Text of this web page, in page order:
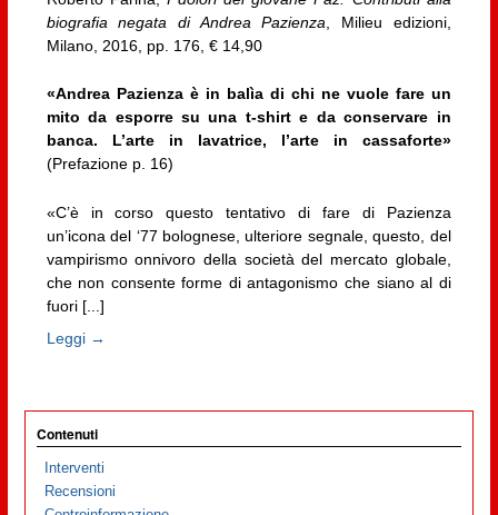
biografia negata di Andrea Pazienza , Milieu edizioni,
Milano, 2016, pp. 176, € 14,90
«Andrea Pazienza è in balìa di chi ne vuole fare un
mito da esporre su una t-shirt e da conservare in
banca. L’arte in lavatrice, l’arte in cassaforte»
(Prefazione p. 16)
«C’è in corso questo tentativo di fare di Pazienza
un’icona del ‘77 bolognese, ulteriore segnale, questo, del
vampirismo onnivoro della società del mercato globale,
che non consente forme di antagonismo che siano al di
fuori [...]
Leggi →
Contenuti
Interventi
Recensioni